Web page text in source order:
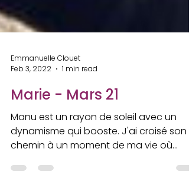
Feb 3, 2022
1 min read
Marie - Mars 21
Manu est un rayon de soleil avec un